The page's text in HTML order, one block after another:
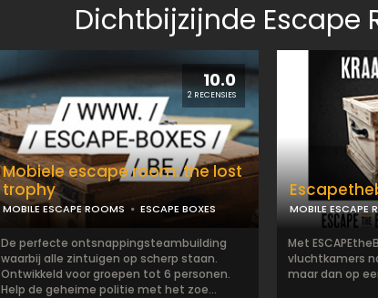
Dichtbijzijnde Escape
10.0
2 RECENSIES
Mobiele escape room: the lost
trophy
MOBILE ESCAPE ROOMS ESCAPE BOXES
De perfecte ontsnappingsteambuilding
waarbij alle zintuigen op scherp staan.
Ontwikkeld voor groepen tot 6 personen.
Help de geheime politie met het zoe...
MOBILE ESCAPE
Met
vluchtkamers
maar dan op